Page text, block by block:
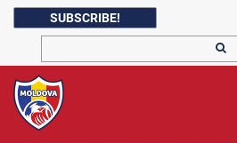
SUBSCRIBE!